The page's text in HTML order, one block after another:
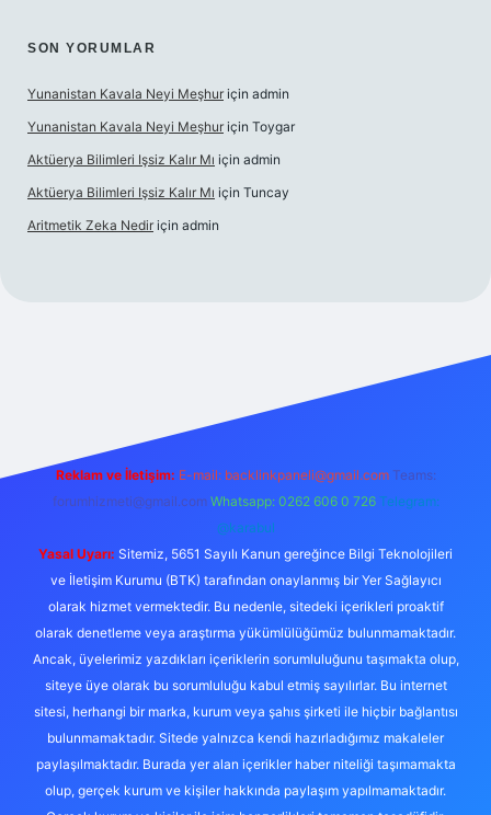
SON YORUMLAR
Yunanistan Kavala Neyi Meşhur için admin
Yunanistan Kavala Neyi Meşhur için Toygar
Aktüerya Bilimleri Işsiz Kalır Mı için admin
Aktüerya Bilimleri Işsiz Kalır Mı için Tuncay
Aritmetik Zeka Nedir için admin
Reklam ve İletişim: E-mail: backlinkpaneli@gmail.com Teams:
forumhizmeti@gmail.com Whatsapp: 0262 606 0 726 Telegram:
@karabul
Yasal Uyarı: Sitemiz, 5651 Sayılı Kanun gereğince Bilgi Teknolojileri
ve İletişim Kurumu (BTK) tarafından onaylanmış bir Yer Sağlayıcı
olarak hizmet vermektedir. Bu nedenle, sitedeki içerikleri proaktif
olarak denetleme veya araştırma yükümlülüğümüz bulunmamaktadır.
Ancak, üyelerimiz yazdıkları içeriklerin sorumluluğunu taşımakta olup,
siteye üye olarak bu sorumluluğu kabul etmiş sayılırlar. Bu internet
sitesi, herhangi bir marka, kurum veya şahıs şirketi ile hiçbir bağlantısı
bulunmamaktadır. Sitede yalnızca kendi hazırladığımız makaleler
paylaşılmaktadır. Burada yer alan içerikler haber niteliği taşımamakta
olup, gerçek kurum ve kişiler hakkında paylaşım yapılmamaktadır.